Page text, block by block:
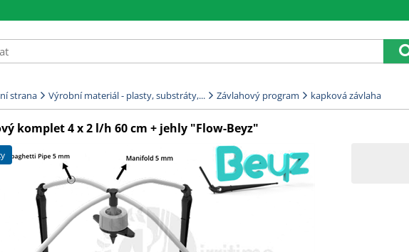
strana Výrobní materiál - plasty, substráty,... Závlahový program kapková závlaha
komplet 4 x 2 l/h 60 cm + jehly "Flow-Beyz"